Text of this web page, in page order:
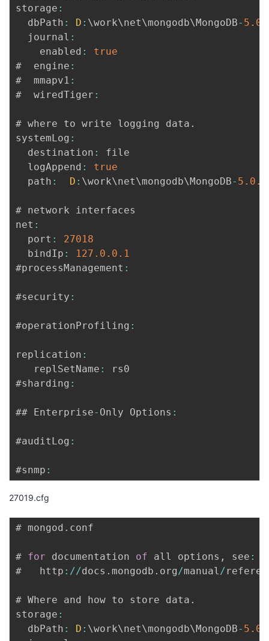
storage :
  dbPath
: D : \work\net\mongodb\MongoDB- 5.0
  journal
:
    enabled
:
true
#  engine :
#  mmapv1 :
#  wiredTiger :
# where to write logging data .
systemLog :
  destination
:
file
  logAppend
:
true
  path
: D : \work\net\mongodb\MongoDB- 5.0 .6
# network interfaces
net :
  port
:
27018
  bindIp
: 127.0 .0 .1
#processManagement :
#security :
#operationProfiling :
replication :
   replSetName
:
rs0
#sharding :
## Enterprise- Only Options :
#auditLog :
#snmp :
27019.cfg
# mongod . conf
# for documentation of all options , see :
#   http : //docs . mongodb . org/manual/
# Where and how to store data .
storage :
  dbPath
: D : \work\net\mongodb\MongoDB- 5.0